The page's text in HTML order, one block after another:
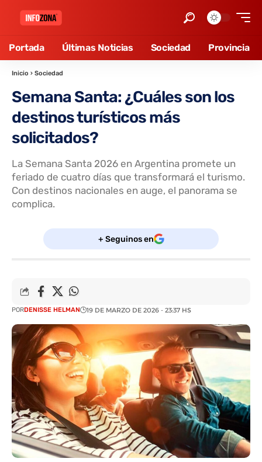
Portada Últimas Noticias Sociedad Provincia
Inicio › Sociedad
Semana Santa: ¿Cuáles son los
destinos turísticos más
solicitados?
La Semana Santa 2026 en Argentina promete un
feriado de cuatro días que transformará el turismo.
Con destinos nacionales en auge, el panorama se
complica.
+ Seguinos en
PORDENISSE HELMAN 19 DE MARZO DE 2026 - 23:37 HS